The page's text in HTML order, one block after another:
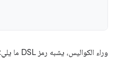
وراء الكواليس، يشبه رمز DSL ما يلي: